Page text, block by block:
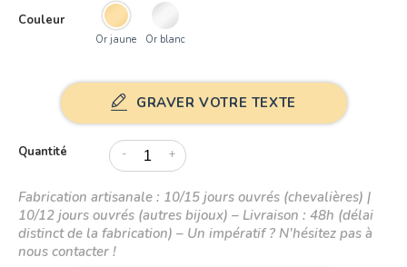
Or 18K
Couleur
Or jaune Or blanc
GRAVER VOTRE TEXTE
Quantité - +
Fabrication artisanale : 10/15 jours ouvrés (chevalières) |
10/12 jours ouvrés (autres bijoux) – Livraison : 48h (délai
distinct de la fabrication) – Un impératif ? N’hésitez pas à
nous contacter !